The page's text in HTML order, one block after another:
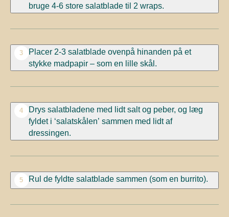
bruge 4-6 store salatblade til 2 wraps.
3
Placer 2-3 salatblade ovenpå hinanden på et
stykke madpapir – som en lille skål.
4
Drys salatbladene med lidt salt og peber, og læg
fyldet i ‘salatskålen’ sammen med lidt af
dressingen.
5 Rul de fyldte salatblade sammen (som en burrito).